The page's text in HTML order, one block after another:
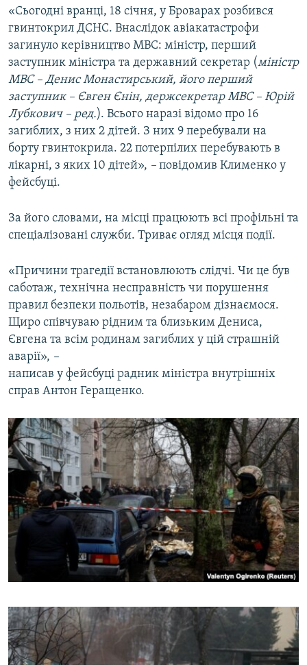
«Сьогодні вранці, 18 січня, у Броварах розбився
гвинтокрил ДСНС. Внаслідок авіакатастрофи
загинуло керівництво МВС: міністр, перший
заступник міністра та державний секретар (міністр
МВС – Денис Монастирський, його перший
заступник – Євген Єнін, держсекретар МВС – Юрій
Лубкович – ред.). Всього наразі відомо про 16
загиблих, з них 2 дітей. З них 9 перебували на
борту гвинтокрила. 22 потерпілих перебувають в
лікарні, з яких 10 дітей», – повідомив Клименко у
фейсбуці.
За його словами, на місці працюють всі профільні та
спеціалізовані служби. Триває огляд місця події.
«Причини трагедії встановлюють слідчі. Чи це був
саботаж, технічна несправність чи порушення
правил безпеки польотів, незабаром дізнаємося.
Щиро співчуваю рідним та близьким Дениса,
Євгена та всім родинам загиблих у цій страшній
аварії», –
написав у фейсбуці радник міністра внутрішніх
справ Антон Геращенко.